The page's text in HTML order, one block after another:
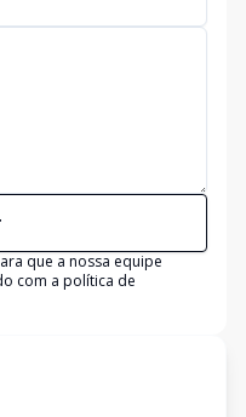
que a nossa equipe
com a política de